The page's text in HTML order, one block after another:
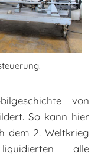
von
So kann hier
dem 2. Weltkrieg
alle